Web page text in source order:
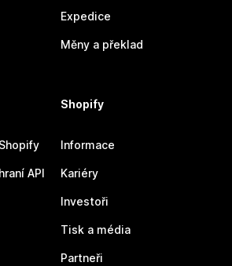
Expedice
Měny a překlad
API
Shopify
Informace
Kariéry
Investoři
Tisk a média
Partneři